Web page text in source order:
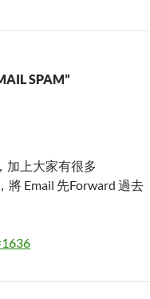
SPAM”
加上大家有很多
Email 先Forward 過去